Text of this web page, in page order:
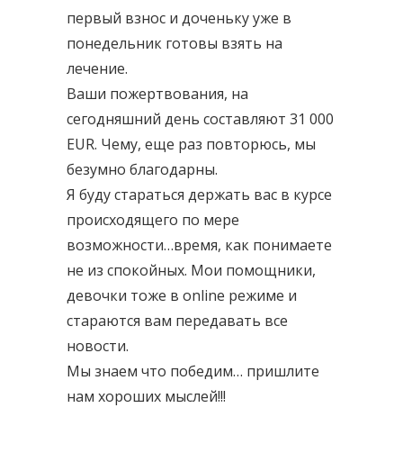
первый взнос и доченьку уже в
понедельник готовы взять на
лечение.
Ваши пожертвования, на
сегодняшний день составляют 31 000
EUR. Чему, еще раз повторюсь, мы
безумно благодарны.
Я буду стараться держать вас в курсе
происходящего по мере
возможности…время, как понимаете
не из спокойных. Мои помощники,
девочки тоже в online режиме и
стараются вам передавать все
новости.
Мы знаем что победим… пришлите
нам хороших мыслей!!!